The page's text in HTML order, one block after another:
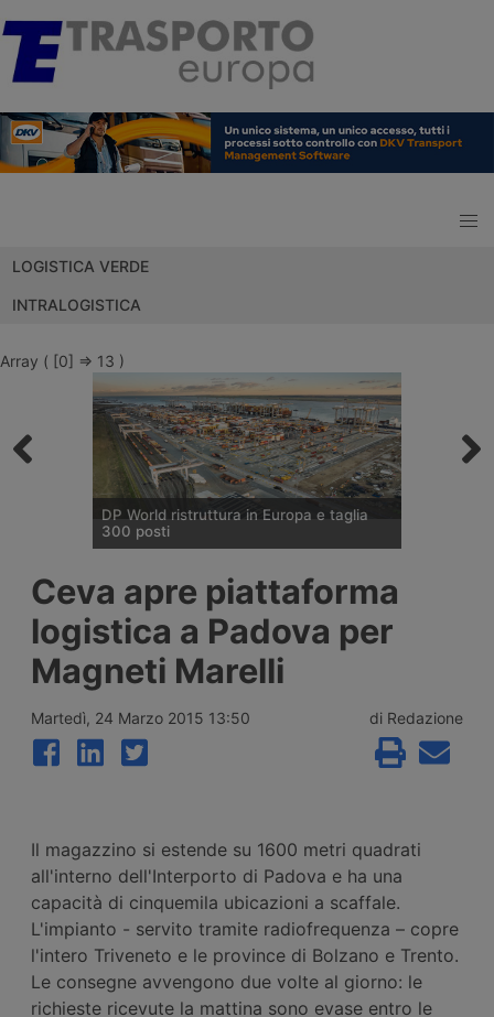
LOGISTICA VERDE
INTRALOGISTICA
Array ( [0] => 13 )
DP World ristruttura in Europa e taglia
300 posti
attività europee dopo l’uscita di tre dirigenti
senior, mentre Londra e Anversa registrano
volumi record e il gruppo prosegue gli
investimenti tra Svizzera, Golfo, Siria e
Regno Unito.
Ceva apre piattaforma
logistica a Padova per
Magneti Marelli
Martedì, 24 Marzo 2015 13:50 di Redazione
Il magazzino si estende su 1600 metri quadrati
all'interno dell'Interporto di Padova e ha una
capacità di cinquemila ubicazioni a scaffale.
L'impianto - servito tramite radiofrequenza – copre
l'intero Triveneto e le province di Bolzano e Trento.
Le consegne avvengono due volte al giorno: le
richieste ricevute la mattina sono evase entro le